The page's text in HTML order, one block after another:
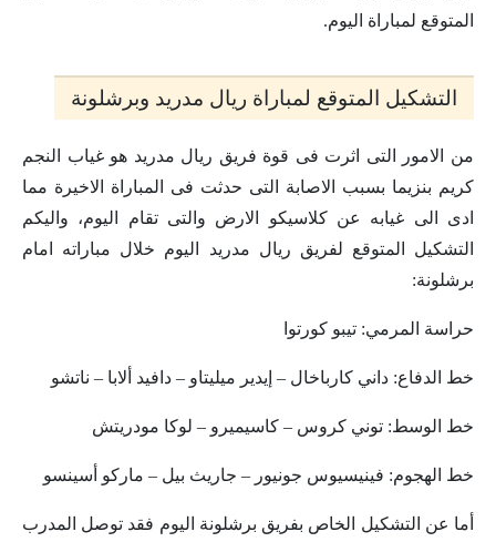
المتوقع لمباراة اليوم.
التشكيل المتوقع لمباراة ريال مدريد وبرشلونة
من الامور التى اثرت فى قوة فريق ريال مدريد هو غياب النجم
كريم بنزيما بسبب الاصابة التى حدثت فى المباراة الاخيرة مما
ادى الى غيابه عن كلاسيكو الارض والتى تقام اليوم، واليكم
التشكيل المتوقع لفريق ريال مدريد اليوم خلال مباراته امام
برشلونة:
حراسة المرمي: تيبو كورتوا
خط الدفاع: داني كارباخال – إيدير ميليتاو – دافيد ألابا – ناتشو
خط الوسط: توني كروس – كاسيميرو – لوكا مودريتش
خط الهجوم: فينيسيوس جونيور – جاريث بيل – ماركو أسينسو
أما عن التشكيل الخاص بفريق برشلونة اليوم فقد توصل المدرب